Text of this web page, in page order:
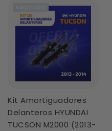
Kit Amortiguadores
Delanteros HYUNDAI
TUCSON M2000 (2013-